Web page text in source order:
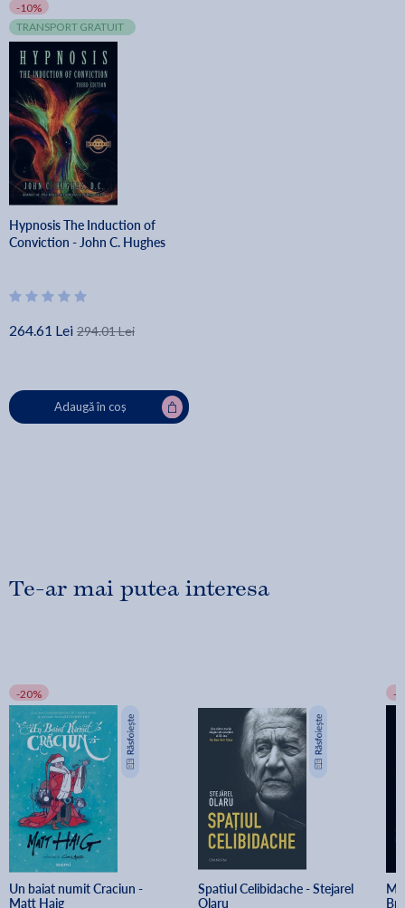
-10%
TRANSPORT GRATUIT
Hypnosis The Induction of
Conviction - John C. Hughes
264.61 Lei 294.01 Lei
Adaugă în coș
Te-ar mai putea interesa
-20%
Un baiat numit Craciun -
Matt Haig
Spatiul Celibidache - Stejarel
Olaru
-